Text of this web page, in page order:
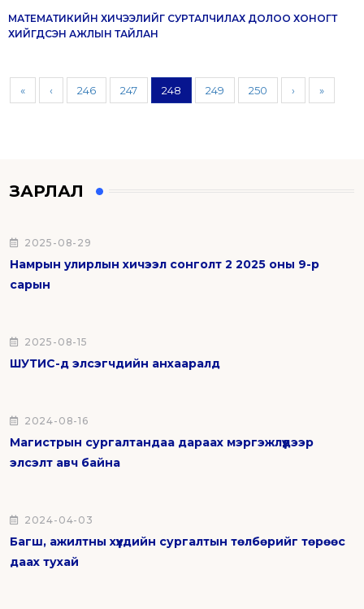
МАТЕМАТИКИЙН ХИЧЭЭЛИЙГ СУРТАЛЧИЛАХ ДОЛОО ХОНОГТ
ХИЙГДСЭН АЖЛЫН ТАЙЛАН
« ‹ 246 247 248 249 250 › »
ЗАРЛАЛ
Намрын улирлын хичээл сонголт 2 2025 оны 9-р
сарын
2025-08-29
ШУТИС-д элсэгчдийн анхааралд
2025-08-15
Магистрын сургалтандаа дараах мэргэжлүүдээр
элсэлт авч байна
2024-08-16
Багш, ажилтны хүүхдийн сургалтын төлбөрийг төрөөс
даах тухай
2024-04-03